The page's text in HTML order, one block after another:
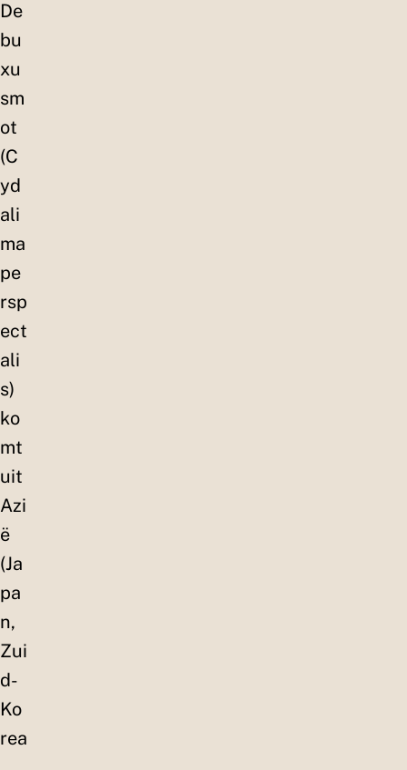
De
bu
xu
sm
ot
(C
yd
ali
ma
pe
rsp
ect
ali
s)
ko
mt
uit
Azi
ë
(Ja
pa
n,
Zui
d-
Ko
rea